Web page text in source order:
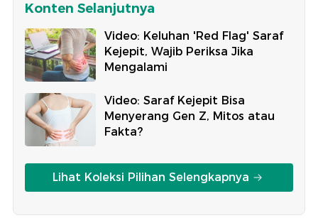
Konten Selanjutnya
Video: Keluhan 'Red Flag' Saraf
Kejepit, Wajib Periksa Jika
Mengalami
Video: Saraf Kejepit Bisa
Menyerang Gen Z, Mitos atau
Fakta?
Lihat Koleksi Pilihan Selengkapnya